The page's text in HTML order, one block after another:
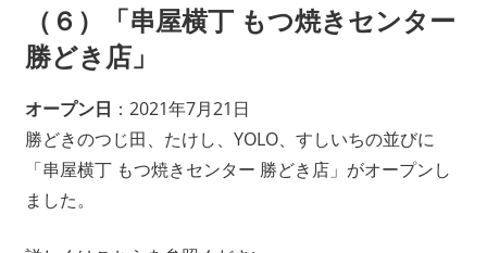
（６）「串屋横丁 もつ焼きセンター
勝どき店」
オープン日 ：2021年7月21日
勝どきのつじ田、たけし、YOLO、すしいちの並びに
「串屋横丁 もつ焼きセンター 勝どき店」がオープンし
ました。